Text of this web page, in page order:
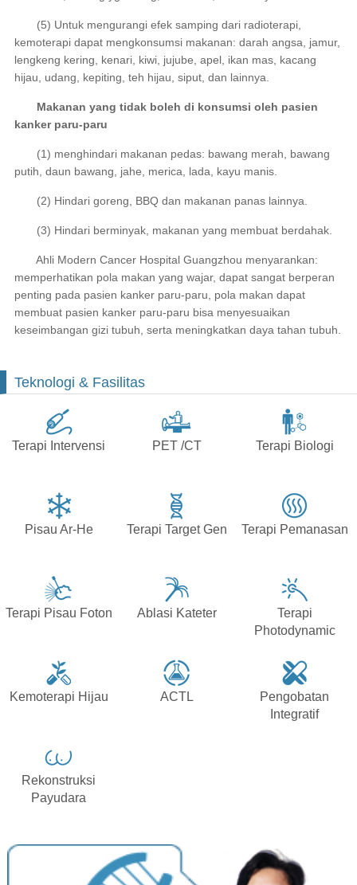
(5) Untuk mengurangi efek samping dari radioterapi,
kemoterapi dapat mengkonsumsi makanan: darah angsa, jamur,
lengkeng kering, kenari, kiwi, jujube, apel, ikan mas, kacang
hijau, udang, kepiting, teh hijau, siput, dan lainnya.
Makanan yang tidak boleh di konsumsi oleh pasien
kanker paru-paru
(1) menghindari makanan pedas: bawang merah, bawang
putih, daun bawang, jahe, merica, lada, kayu manis.
(2) Hindari goreng, BBQ dan makanan panas lainnya.
(3) Hindari berminyak, makanan yang membuat berdahak.
Ahli Modern Cancer Hospital Guangzhou menyarankan:
memperhatikan pola makan yang wajar, dapat sangat berperan
penting pada pasien kanker paru-paru, pola makan dapat
membuat pasien kanker paru-paru bisa menyesuaikan
keseimbangan gizi tubuh, serta meningkatkan daya tahan tubuh.
Teknologi & Fasilitas
Terapi Intervensi PET /CT Terapi Biologi
Pisau Ar-He Terapi Target Gen Terapi Pemanasan
Terapi Pisau Foton Ablasi Kateter
Terapi
Photodynamic
Kemoterapi Hijau ACTL
Pengobatan
Integratif
Rekonstruksi
Payudara